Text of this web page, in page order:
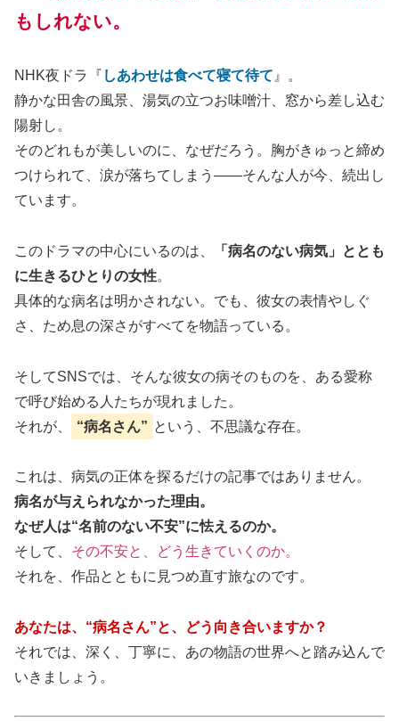
もしれない。
NHK夜ドラ『 しあわせは食べて寝て待て 』。
静かな田舎の風景、湯気の立つお味噌汁、窓から差し込む
陽射し。
そのどれもが美しいのに、なぜだろう。胸がきゅっと締め
つけられて、涙が落ちてしまう——そんな人が今、続出し
ています。
このドラマの中心にいるのは、
「病名のない病気」ととも
に生きるひとりの女性。
具体的な病名は明かされない。でも、彼女の表情やしぐ
さ、ため息の深さがすべてを物語っている。
そしてSNSでは、そんな彼女の病そのものを、ある愛称
で呼び始める人たちが現れました。
それが、
“病名さん” という、不思議な存在。
これは、病気の正体を探るだけの記事ではありません。
病名が与えられなかった理由。
なぜ人は“名前のない不安”に怯えるのか。
そして、 その不安と、どう生きていくのか。
それを、作品とともに見つめ直す旅なのです。
あなたは、“病名さん”と、どう向き合いますか？
それでは、深く、丁寧に、あの物語の世界へと踏み込んで
いきましょう。